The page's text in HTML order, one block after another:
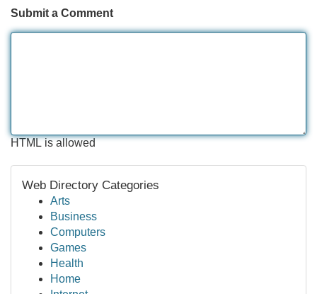
Submit a Comment
HTML is allowed
Web Directory Categories
Arts
Business
Computers
Games
Health
Home